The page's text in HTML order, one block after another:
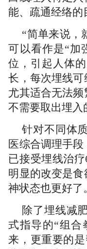
能、疏通经络的
“简单来说，
可以看作是“加
位，引起人体
长，每次埋线
尤其适合无法
不需要取出埋
针对不同体
医综合调理手
已接受埋线治
明显的改变是
神状态也更好了
除了埋线减
式指导的“组合
来，更重要的